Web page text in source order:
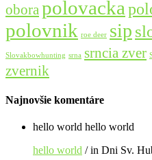
obora polovacka
polovnik roe deer sip
Slovakbowhunting srna srncia zver
zvernik
Najnovšie komentáre
hello world hello world
hello world / in Dni Sv.